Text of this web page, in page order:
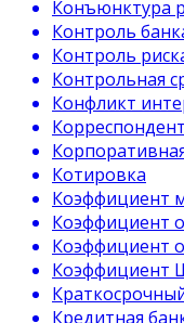
Конъюнктура
Контроль
Контроль
Контрольная
Конфликт
Котировка
Коэффициент
Коэффициент
Коэффициент
Коэффициент
Кредитная